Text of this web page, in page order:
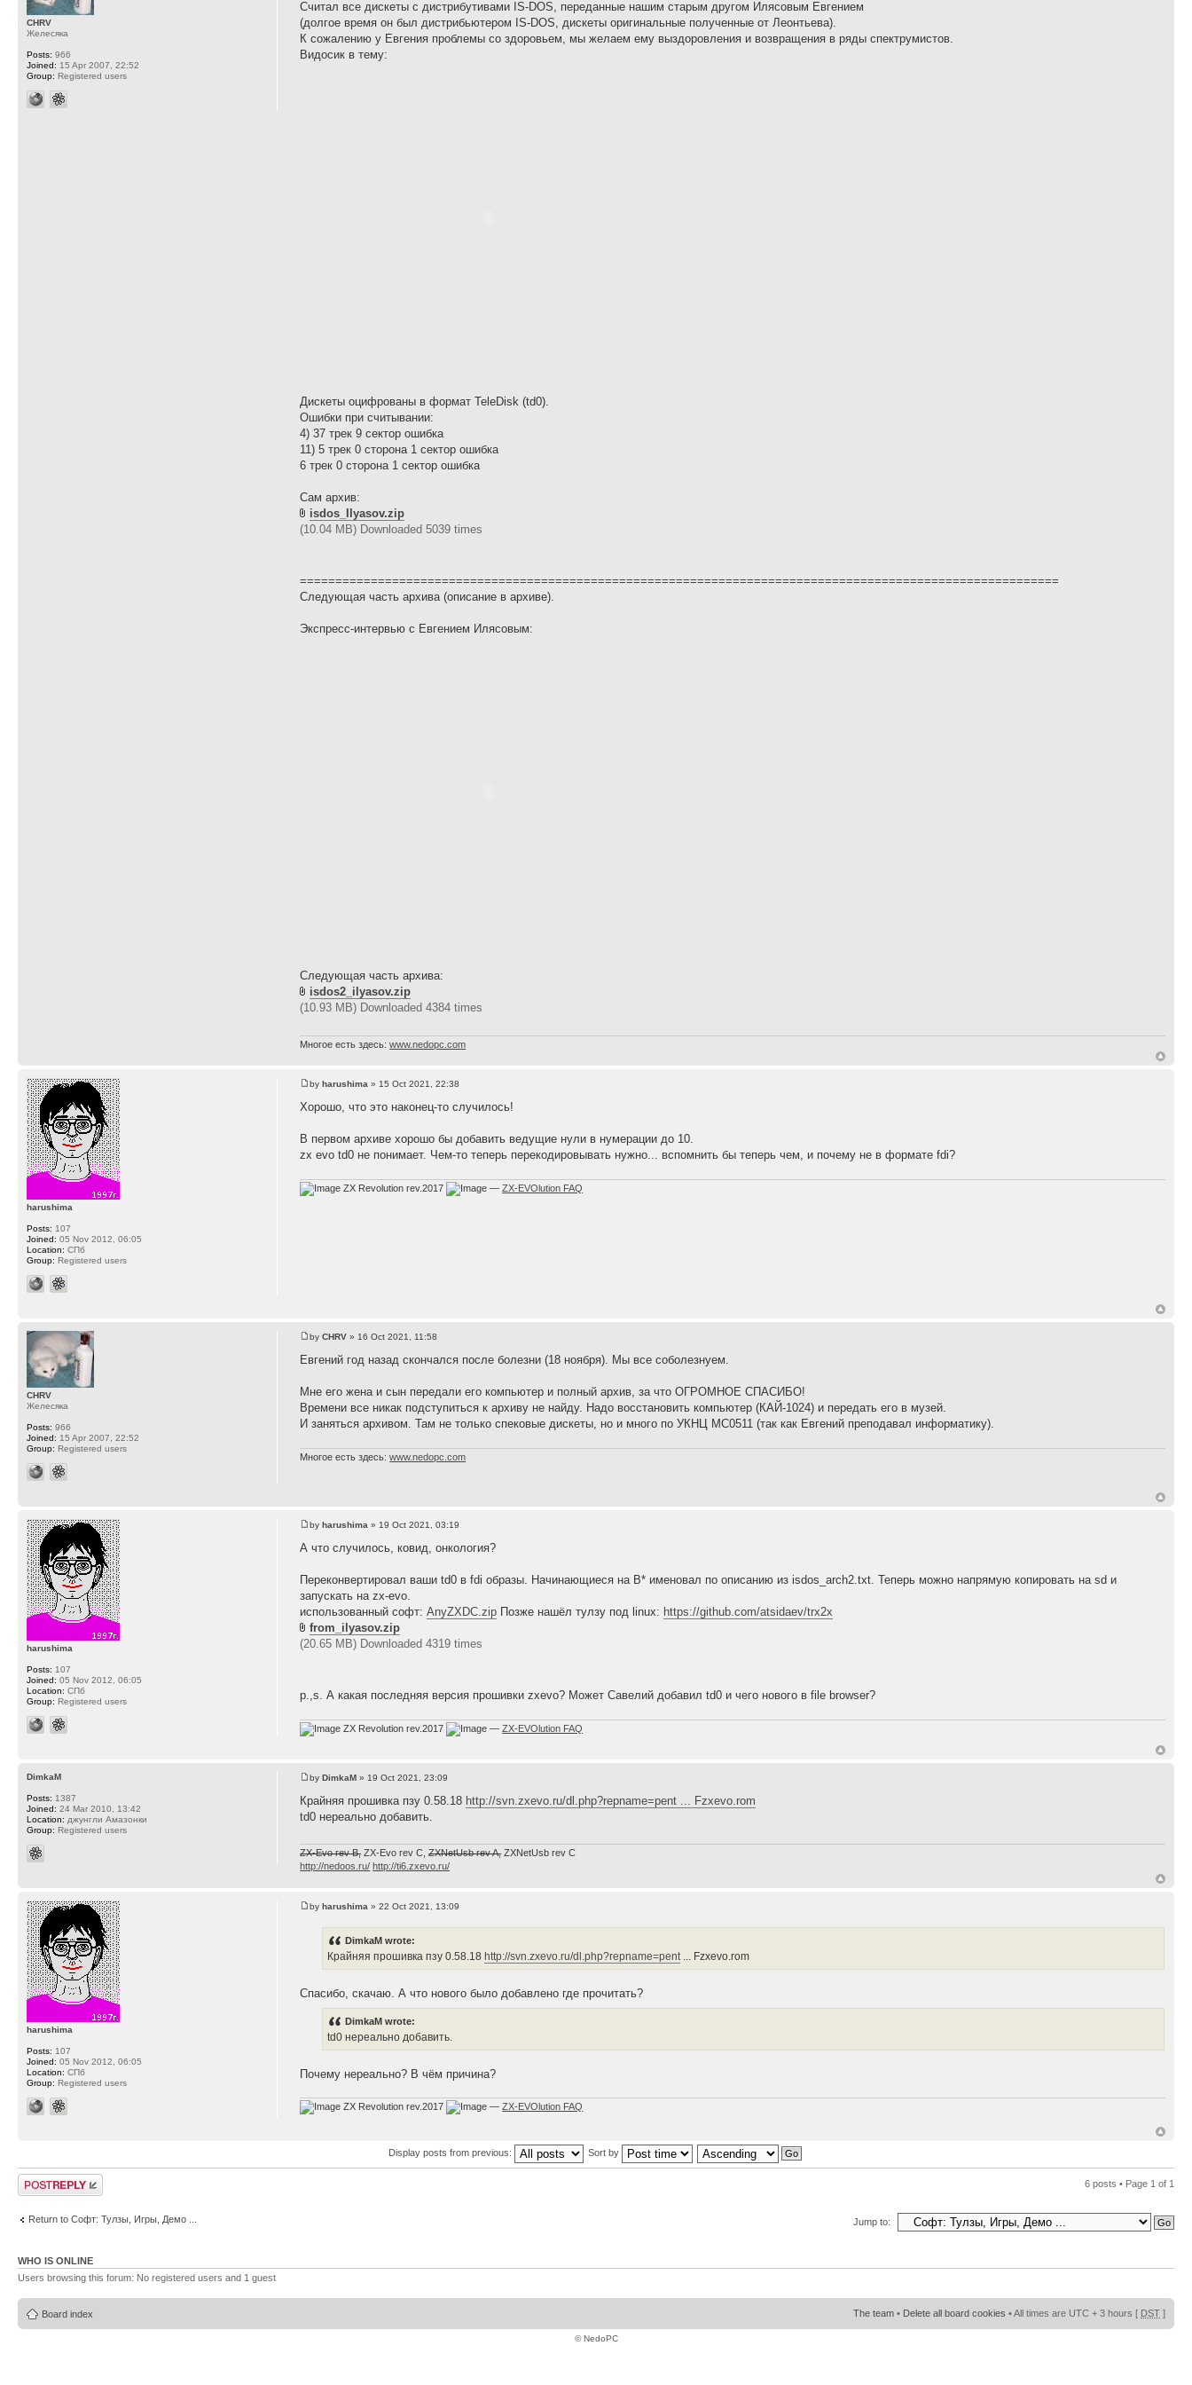
Считал все дискеты с дистрибутивами IS-DOS, переданные нашим старым другом Илясовым Евгением
(долгое время он был дистрибьютером IS-DOS, дискеты оригинальные полученные от Леонтьева).
К сожалению у Евгения проблемы со здоровьем, мы желаем ему выздоровления и возвращения в ряды спектрумистов.
Видосик в тему:
Дискеты оцифрованы в формат TeleDisk (td0).
Ошибки при считывании:
4) 37 трек 9 сектор ошибка
11) 5 трек 0 сторона 1 сектор ошибка
6 трек 0 сторона 1 сектор ошибка
Сам архив:
isdos_Ilyasov.zip
(10.04 MB) Downloaded 5039 times
===========================================================================================================
Следующая часть архива (описание в архиве).
Экспресс-интервью с Евгением Илясовым:
Следующая часть архива:
isdos2_ilyasov.zip
(10.93 MB) Downloaded 4384 times
Многое есть здесь:www.nedopc.com
CHRV
Желесяка
Posts: 966
Joined: 15 Apr 2007, 22:52
Group: Registered users
byharushima » 15 Oct 2021, 22:38
Хорошо, что это наконец-то случилось!
В первом архиве хорошо бы добавить ведущие нули в нумерации до 10.
zx evo td0 не понимает. Чем-то теперь перекодировывать нужно... вспомнить бы теперь чем, и почему не в формате fdi?
ZX Revolution rev.2017 —ZX-EVOlution FAQ
harushima
Posts: 107
Joined: 05 Nov 2012, 06:05
Location: СПб
Group: Registered users
byCHRV » 16 Oct 2021, 11:58
Евгений год назад скончался после болезни (18 ноября). Мы все соболезнуем.
Мне его жена и сын передали его компьютер и полный архив, за что ОГРОМНОЕ СПАСИБО!
Времени все никак подступиться к архиву не найду. Надо восстановить компьютер (КАЙ-1024) и передать его в музей.
И заняться архивом. Там не только спековые дискеты, но и много по УКНЦ МС0511 (так как Евгений преподавал информатику).
Многое есть здесь:www.nedopc.com
CHRV
Желесяка
Posts: 966
Joined: 15 Apr 2007, 22:52
Group: Registered users
byharushima » 19 Oct 2021, 03:19
А что случилось, ковид, онкология?
Переконвертировал ваши td0 в fdi образы. Начинающиеся на B* именовал по описанию из isdos_arch2.txt. Теперь можно напрямую копировать на sd и
запускать на zx-evo.
использованный софт:AnyZXDC.zip Позже нашёл тулзу под linux: https://github.com/atsidaev/trx2x
from_ilyasov.zip
(20.65 MB) Downloaded 4319 times
p.,s. А какая последняя версия прошивки zxevo? Может Савелий добавил td0 и чего нового в file browser?
ZX Revolution rev.2017 —ZX-EVOlution FAQ
harushima
Posts: 107
Joined: 05 Nov 2012, 06:05
Location: СПб
Group: Registered users
byDimkaM » 19 Oct 2021, 23:09
Крайняя прошивка пзу 0.58.18 http://svn.zxevo.ru/dl.php?repname=pent ... Fzxevo.rom
td0 нереально добавить.
ZX-Evo rev B,ZX-Evo rev C,ZXNetUsb rev A,ZXNetUsb rev С
http://nedoos.ru/ http://ti6.zxevo.ru/
DimkaM
Posts: 1387
Joined: 24 Mar 2010, 13:42
Location: джунгли Амазонки
Group: Registered users
byharushima » 22 Oct 2021, 13:09
DimkaM wrote:
Крайняя прошивка пзу 0.58.18 http://svn.zxevo.ru/dl.php?repname=pent... Fzxevo.rom
Спасибо, скачаю. А что нового было добавлено где прочитать?
DimkaM wrote:
td0 нереально добавить.
Почему нереально? В чём причина?
ZX Revolution rev.2017 —ZX-EVOlution FAQ
harushima
Posts: 107
Joined: 05 Nov 2012, 06:05
Location: СПб
Group: Registered users
Display posts from previous: Sort by
Post a reply 6 posts • Page 1 of 1
Return to Софт: Тулзы, Игры, Демо ... Jump to:
WHO IS ONLINE
Users browsing this forum: No registered users and 1 guest
Board index The team • Delete all board cookies • All times are UTC + 3 hours [ DST ]
© NedoPC